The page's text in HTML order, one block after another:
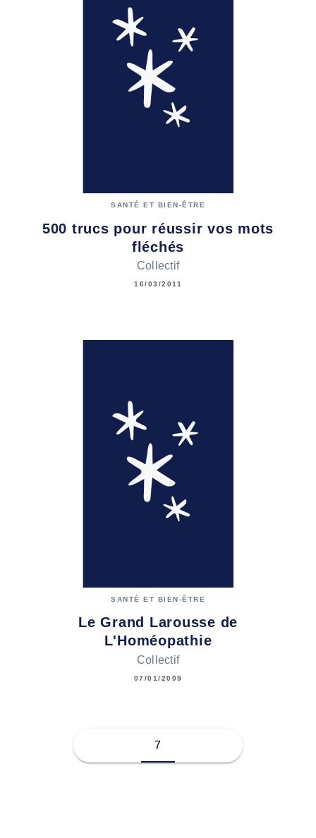
SANTÉ ET BIEN-ÊTRE
500 trucs pour réussir vos mots
fléchés
Collectif
16/03/2011
SANTÉ ET BIEN-ÊTRE
Le Grand Larousse de
L'Homéopathie
Collectif
07/01/2009
7